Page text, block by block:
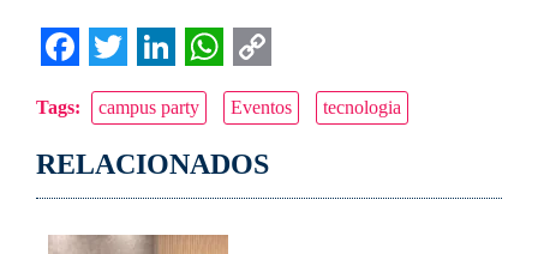
Facebook
Twitter
LinkedIn
WhatsApp
Copy
Link
Tags: campus party Eventos tecnologia
RELACIONADOS